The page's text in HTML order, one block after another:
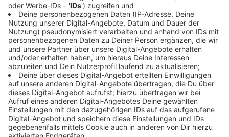
Euro das Höchste und genau diese Summe spendet
die Rememberband an die Aktion Lichtblicke zu
Gunsten der Betroffenen der Unwetter-Katastrophe.
Allerdings hat die Firma S+M Jansen den Auftritt der
Rememberband nicht für sich selbst ersteigert,
sondern möchte den Auftritt einem
Mönchengladbacher Krankenhaus zugute kommen
lassen. Zur Wahl stehen laut Markus Jansen das
Elisabeth-Krankenhaus in Rheydt und das Neuwerker
Krankenhaus. Welches Krankenhaus es letztendlich
wird, das muss laut Jansen noch in Absprache mit den